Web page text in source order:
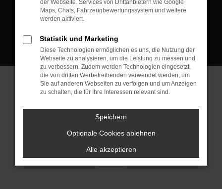
Tel.: +49 3745 760 90 20
Fax: +49 3745 760 90 21
Mail: fj@jakob-trading.com
Cookie Einstellungen
© 2026 Jakob Trading GmbH | Neustädter Straße 1 | DE-08223
Neustadt/Vogtland | fj@jakob-trading.com | Webdesign by audaris.de
der Webseite. Services von Drittanbietern wie Google
Maps, Chats, Fahrzeugbewertungssystem und weitere
werden aktiviert.
Statistik und Marketing
Diese Technologien ermöglichen es uns, die Nutzung der
Webseite zu analysieren, um die Leistung zu messen und
zu verbessern. Zudem werden Technologien eingesetzt,
die von dritten Werbetreibenden verwendet werden, um
Sie auf anderen Webseiten zu verfolgen und um Anzeigen
zu schalten, die für Ihre Interessen relevant sind.
Speichern
Optionale Cookies ablehnen
Alle akzeptieren